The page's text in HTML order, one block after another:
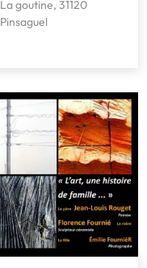
La goutine, 31120
Pinsaguel